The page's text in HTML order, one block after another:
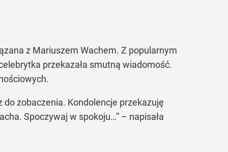
z Mariuszem Wachem. Z popularnym
przekazała smutną wiadomość.
do zobaczenia. Kondolencje przekazuję
Spoczywaj w spokoju…” – napisała